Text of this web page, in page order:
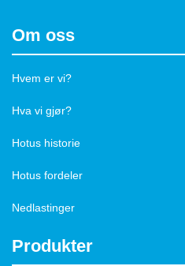
Om oss
Hvem er vi?
Hva vi gjør?
Hotus historie
Hotus fordeler
Nedlastinger
Produkter